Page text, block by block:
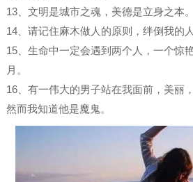
13、文明是城市之魂，美德是立身之本。
14、请记住麻木做人的原则，绊倒我的
15、生命中一定会遇到两个人，一个惊
月。
16、有一伟大的男子站在我面前，美丽
然而我知道他是魔鬼。